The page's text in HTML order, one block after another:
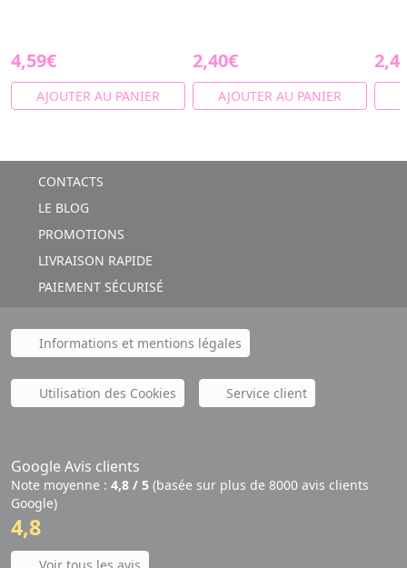
4,59€
AJOUTER AU PANIER
2,40€
AJOUTER AU PANIER
CONTACTS
LE BLOG
PROMOTIONS
LIVRAISON RAPIDE
PAIEMENT SÉCURISÉ
Informations et mentions légales
Utilisation des Cookies Service client
Google Avis clients
Note moyenne : 4,8 / 5 (basée sur plus de 8000 avis clients
Google)
4,8